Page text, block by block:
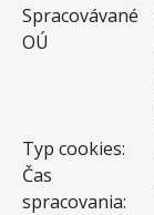
Spracovávané
OÚ
Typ cookies:
Čas
spracovania: